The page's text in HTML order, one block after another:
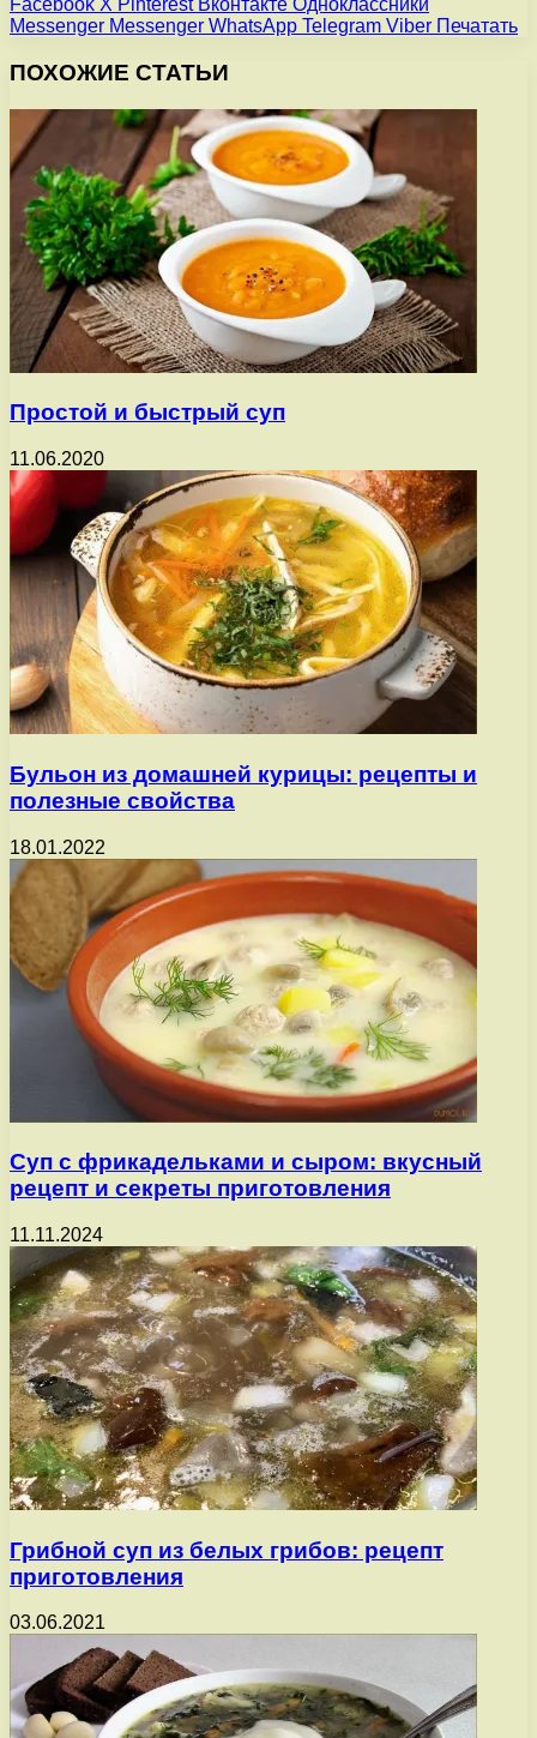
Facebook X Pinterest Вконтакте Одноклассники
Messenger Messenger WhatsApp Telegram Viber Печатать
ПОХОЖИЕ СТАТЬИ
Простой и быстрый суп
11.06.2020
Бульон из домашней курицы: рецепты и
полезные свойства
18.01.2022
Суп с фрикадельками и сыром: вкусный
рецепт и секреты приготовления
11.11.2024
Грибной суп из белых грибов: рецепт
приготовления
03.06.2021